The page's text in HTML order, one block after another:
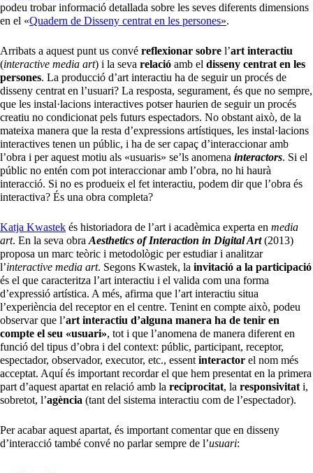
podeu trobar informació detallada sobre les seves diferents dimensions
en el «Quadern de Disseny centrat en les persones».
Arribats a aquest punt us convé reflexionar sobre l’art interactiu
(interactive media art) i la seva relació amb el disseny centrat en les
persones. La producció d’art interactiu ha de seguir un procés de
disseny centrat en l’usuari? La resposta, segurament, és que no sempre,
que les instal·lacions interactives potser haurien de seguir un procés
creatiu no condicionat pels futurs espectadors. No obstant això, de la
mateixa manera que la resta d’expressions artístiques, les instal·lacions
interactives tenen un públic, i ha de ser capaç d’interaccionar amb
l’obra i per aquest motiu als «usuaris» se’ls anomena interactors. Si el
públic no entén com pot interaccionar amb l’obra, no hi haurà
interacció. Si no es produeix el fet interactiu, podem dir que l’obra és
interactiva? És una obra completa?
Katja Kwastek és historiadora de l’art i acadèmica experta en media
art. En la seva obra Aesthetics of Interaction in Digital Art(2013)
proposa un marc teòric i metodològic per estudiar i analitzar
l’interactive media art. Segons Kwastek, la invitació a la participació
és el que caracteritza l’art interactiu i el valida com una forma
d’expressió artística. A més, afirma que l’art interactiu situa
l’experiència del receptor en el centre. Tenint en compte això, podeu
observar que l’art interactiu d’alguna manera ha de tenir en
compte el seu «usuari», tot i que l’anomena de manera diferent en
funció del tipus d’obra i del context: públic, participant, receptor,
espectador, observador, executor, etc., essent interactor el nom més
acceptat. Aquí és important recordar el que hem presentat en la primera
part d’aquest apartat en relació amb la reciprocitat, la responsivitat i,
sobretot, l’agència (tant del sistema interactiu com de l’espectador).
Per acabar aquest apartat, és important comentar que en disseny
d’interacció també convé no parlar sempre de l’usuari: